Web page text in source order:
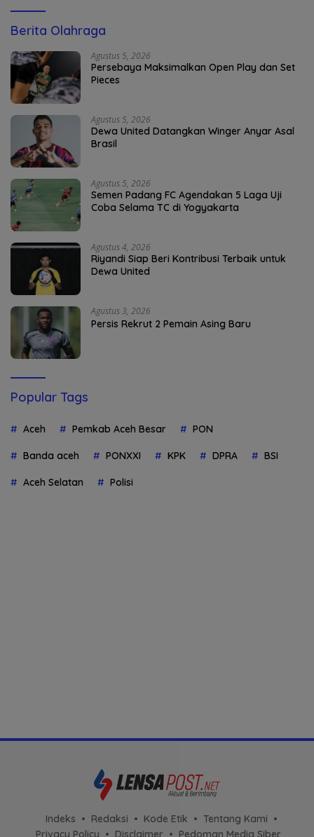
Berita Olahraga
Agustus 5, 2026
Persebaya Maksimalkan Open Play dan Set
Pieces
Agustus 5, 2026
Dewa United Datangkan Winger Anyar Asal
Brasil
Agustus 5, 2026
Semen Padang FC Agendakan 5 Laga Uji
Coba Selama TC di Yogyakarta
Agustus 4, 2026
Riyandi Siap Beri Kontribusi Terbaik untuk
Dewa United
Agustus 3, 2026
Persis Rekrut 2 Pemain Asing Baru
Popular Tags
Aceh Pemkab Aceh Besar PON
Banda aceh PONXXI KPK DPRA BSI
Aceh Selatan Polisi
Indeks Redaksi Kode Etik
Tentang Kami